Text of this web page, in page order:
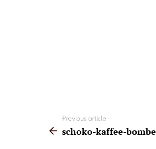
more
Previous article
schoko-kaffee-bombe